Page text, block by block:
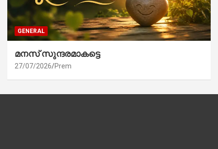
GENERAL
മനസ് സുന്ദരമാകട്ടെ
27/07/2026 Prem